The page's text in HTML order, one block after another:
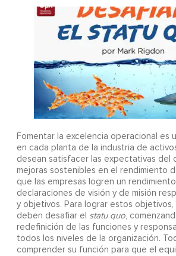
Fomentar la excelencia operacional es
en cada planta de la industria de
desean satisfacer las expectativas del
mejoras sostenibles en el rendimiento
que las empresas logren un
declaraciones de visión y de misión
y objetivos. Para lograr estos objetivos,
deben desafiar el statu quo,
redefinición de las funciones y
todos los niveles de la organización.
comprender su función para que el